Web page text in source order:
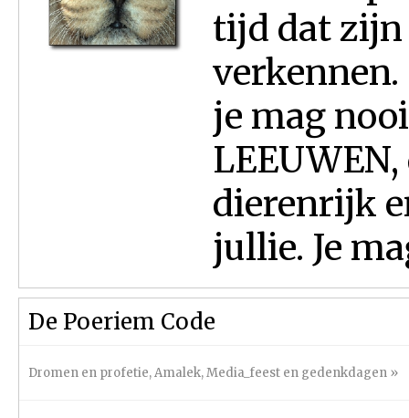
tijd dat zijn
je mag
dierenrijk
jullie. Je
De Poeriem Code
Dromen en profetie,Amalek,Media_feest en gedenkdagen »